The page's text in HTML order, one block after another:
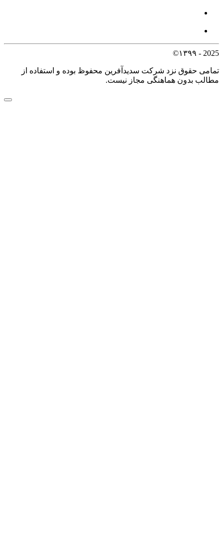
2025 - ۱۳۹۹©
تمامی حقوق نزد شرکت سدیدآفرین محفوظ بوده و استفاده از
مطالب بدون هماهنگی مجاز نیست.